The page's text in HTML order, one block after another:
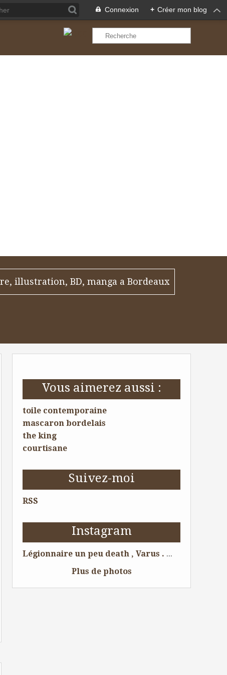
Connexion + Créer mon blog
illustration, BD, manga a Bordeaux
Vous aimerez aussi :
toile contemporaine
mascaron bordelais
the king
courtisane
Suivez-moi
RSS
Instagram
Légionnaire un peu death , Varus . 😁 Dessin pour tattoo . #legion #tattoolife #tattoist #tattoo #tattooing #tattoos #tatouage #tatouages #ink #skull #tatoueur #artwork #dessin #boytattoo #tattooart #tattooartist #illustration #bordeauxmaville #bordeaux #dessin #amazingink #chesttattoo #tattooftheday #sleevetattoo #illustrator #romanempire #skeleton #draw #crane #legionnaire @Bordeaux, France
Plus de photos